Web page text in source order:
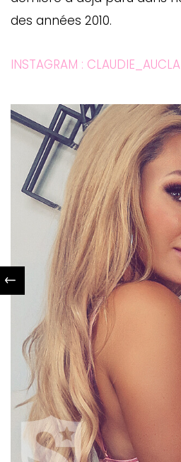
des années 2010.
INSTAGRAM :